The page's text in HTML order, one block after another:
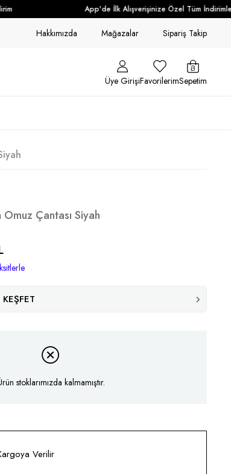
App'de İlk Alışverişinize Özel Tüm
Hakkımızda Mağazalar Sipariş Takip
Üye GirişiFavorilerimSepetim
Çantası Siyah
stoklarımızda kalmamıştır.
Verilir